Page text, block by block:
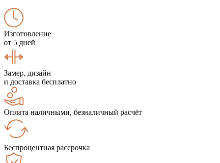
Изготовление
от 5 дней
Замер, дизайн
и доставка бесплатно
Оплата наличными, безналичный расчёт
Беспроцентная рассрочка